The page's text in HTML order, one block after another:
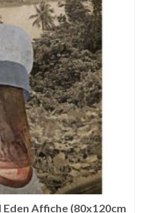
Eden Affiche (80x120cm